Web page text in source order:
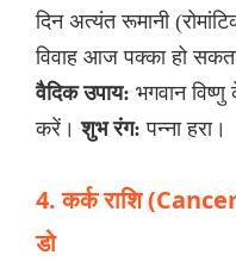
दिन अत्यंत रूमानी
विवाह आज पक्का हो
वैदिक उपाय: भगवान
करें।शुभ रंग: पन्ना हरा।
4. कर्क राशि
डो